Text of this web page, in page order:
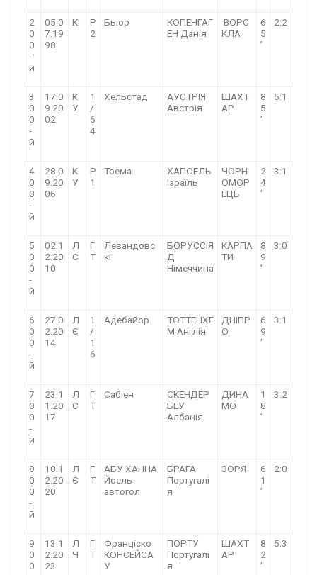
2
0
0
-
й
05.0
7.19
98
КІ
Р
2
Бьюр
КОПЕНГАГ
ЕН Данія
ВОРС
КЛА
6
5
’
2:2
3
0
0
-
й
17.0
9.20
02
К
У
1
/
6
4
Хельстад
АУСТРІЯ
Австрія
ШАХТ
АР
8
5
’
5:1
4
0
0
-
й
28.0
9.20
06
К
У
Р
1
Тоема
ХАПОЕЛЬ
Ізраїль
ЧОРН
ОМОР
ЕЦЬ
2
4
’
3:1
5
0
0
-
й
02.1
2.20
10
Л
Є
Г
Т
Левандовс
кі
БОРУССІЯ
Д
Німеччина
КАРПА
ТИ
8
9
’
3:0
6
0
0
-
й
27.0
2.20
14
Л
Є
1
/
1
6
Адебайор
ТОТТЕНХЕ
М Англія
ДНІПР
О
6
9
’
3:1
7
0
0
-
й
23.1
1.20
17
Л
Є
Г
Т
Сабіен
СКЕНДЕР
БЕУ
Албанія
ДИНА
МО
1
8
’
3:2
8
0
0
-
й
10.1
2.20
20
Л
Є
Г
Т
АБУ ХАННА
Йоель-
автогол
БРАГА
Португалі
я
ЗОРЯ
6
1
’
2:0
9
0
0
13.1
2.20
23
Л
Ч
Г
Т
Франціско
КОНСЕЙСА
У
ПОРТУ
Португалі
я
ШАХТ
АР
8
2
’
5:3